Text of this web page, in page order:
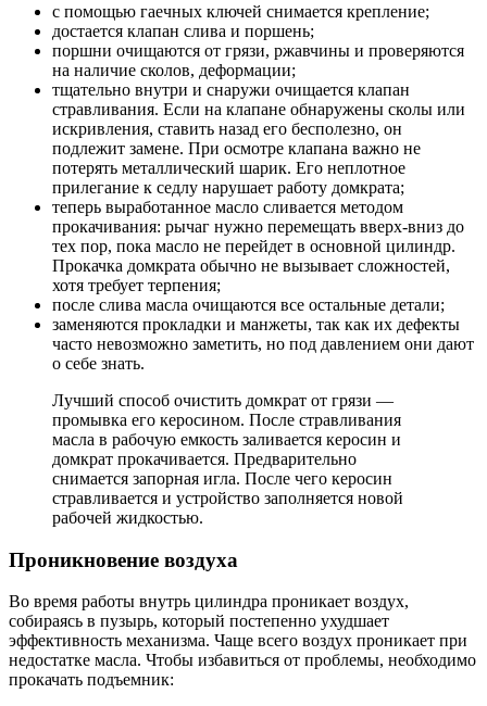
с помощью гаечных ключей снимается крепление;
достается клапан слива и поршень;
поршни очищаются от грязи, ржавчины и проверяются
на наличие сколов, деформации;
тщательно внутри и снаружи очищается клапан
стравливания. Если на клапане обнаружены сколы или
искривления, ставить назад его бесполезно, он
подлежит замене. При осмотре клапана важно не
потерять металлический шарик. Его неплотное
прилегание к седлу нарушает работу домкрата;
теперь выработанное масло сливается методом
прокачивания: рычаг нужно перемещать вверх-вниз до
тех пор, пока масло не перейдет в основной цилиндр.
Прокачка домкрата обычно не вызывает сложностей,
хотя требует терпения;
после слива масла очищаются все остальные детали;
заменяются прокладки и манжеты, так как их дефекты
часто невозможно заметить, но под давлением они дают
о себе знать.
Лучший способ очистить домкрат от грязи —
промывка его керосином. После стравливания
масла в рабочую емкость заливается керосин и
домкрат прокачивается. Предварительно
снимается запорная игла. После чего керосин
стравливается и устройство заполняется новой
рабочей жидкостью.
Проникновение воздуха
Во время работы внутрь цилиндра проникает воздух,
собираясь в пузырь, который постепенно ухудшает
эффективность механизма. Чаще всего воздух проникает при
недостатке масла. Чтобы избавиться от проблемы, необходимо
прокачать подъемник: